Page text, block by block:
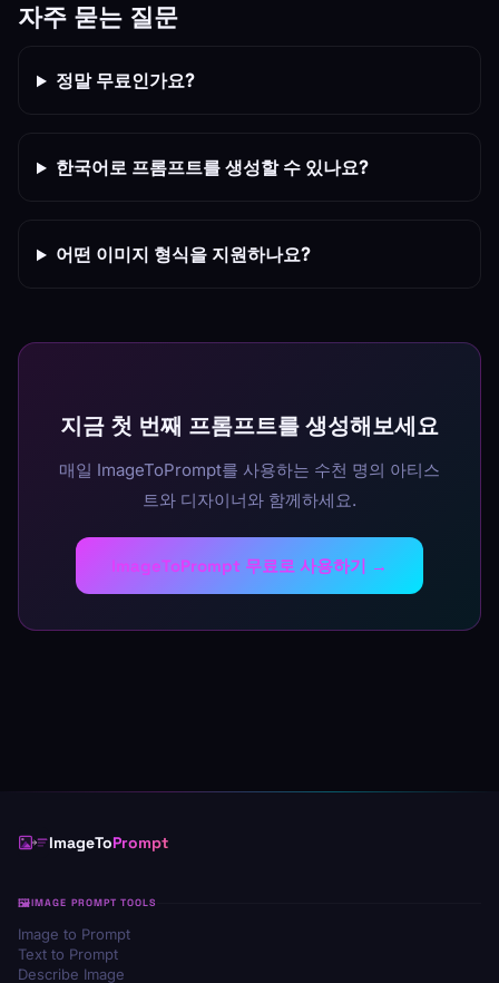
자주 묻는 질문
정말 무료인가요?
한국어로 프롬프트를 생성할 수 있나요?
어떤 이미지 형식을 지원하나요?
지금 첫 번째 프롬프트를 생성해보세요
매일 ImageToPrompt를 사용하는 수천 명의 아티스
트와 디자이너와 함께하세요.
ImageToPrompt 무료로 사용하기 →
ImageToPrompt
IMAGE PROMPT TOOLS
Image to Prompt
Text to Prompt
Describe Image